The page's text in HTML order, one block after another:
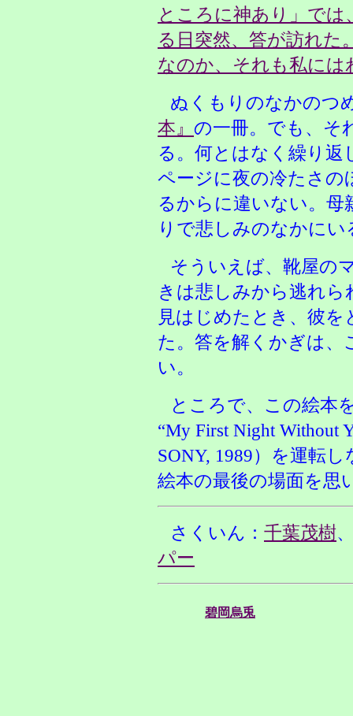
ところに神あり」で
る日突然、答が訪れた
なのか、それも私には
ぬくもりのなかのつ
本』 の一冊。でも、そ
る。何とはなく繰り返
ページに夜の冷たさ
るからに違いない。母
りで悲しみのなかに
そういえば、靴屋の
きは悲しみから逃れ
見はじめたとき、彼
た。答を解くかぎは
い。
ところで、この絵本
“My First Night Without
SONY, 1989）を運転
絵本の最後の場面を思
さくいん： 千葉茂樹
パー
碧岡烏兎